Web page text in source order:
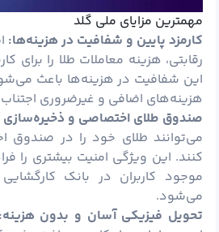
مهمترین مزایای ملی گلد
کارمزد پایین و شفافیت در هزینه‌ها:
رقابتی، هزینه معاملات طلا را
این شفافیت در هزینه‌ها باعث
هزینه‌های اضافی و غیرضروری
صندوق طلای اختصاصی و ذخیره‌سازی
می‌توانند طلای خود را در صندوق
کنند. این ویژگی امنیت بیشتری را
موجود کاربران در بانک
می‌شود.
تحویل فیزیکی آسان و بدون هزینه: